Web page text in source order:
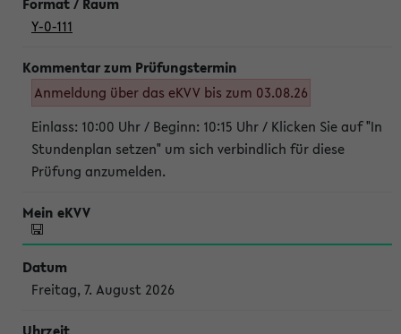
Y-0-111
Anmeldung über das eKVV bis zum 03.08.26
Einlass: 10:00 Uhr / Beginn: 10:15 Uhr / Klicken Sie auf "In
Stundenplan setzen" um sich verbindlich für diese
Prüfung anzumelden.
Freitag, 7. August 2026